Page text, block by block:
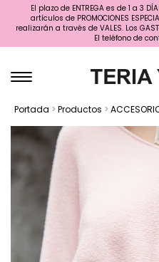
El plazo de ENTREGA es de 1 a 3
artículos de PROMOCIONES
realizarán a través de VALES. Los
El teléfono de
Portada > Productos >